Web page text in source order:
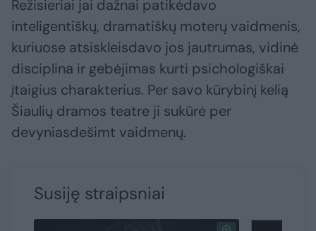
Režisieriai jai dažnai patikėdavo
inteligentiškų, dramatiškų moterų vaidmenis,
kuriuose atsiskleisdavo jos jautrumas, vidinė
disciplina ir gebėjimas kurti psichologiškai
įtaigius charakterius. Per savo kūrybinį kelią
Šiaulių dramos teatre ji sukūrė per
devyniasdešimt vaidmenų.
Susiję straipsniai